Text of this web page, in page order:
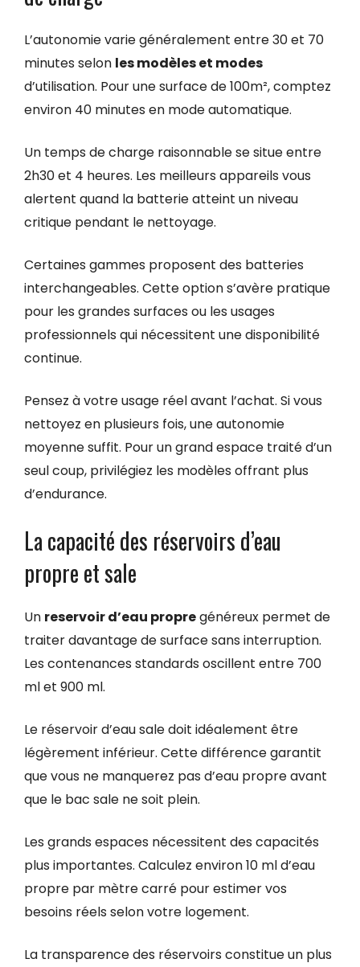
L’autonomie varie généralement entre 30 et 70
minutes selon les modèles et modes
d’utilisation. Pour une surface de 100m², comptez
environ 40 minutes en mode automatique.
Un temps de charge raisonnable se situe entre
2h30 et 4 heures. Les meilleurs appareils vous
alertent quand la batterie atteint un niveau
critique pendant le nettoyage.
Certaines gammes proposent des batteries
interchangeables. Cette option s’avère pratique
pour les grandes surfaces ou les usages
professionnels qui nécessitent une disponibilité
continue.
Pensez à votre usage réel avant l’achat. Si vous
nettoyez en plusieurs fois, une autonomie
moyenne suffit. Pour un grand espace traité d’un
seul coup, privilégiez les modèles offrant plus
d’endurance.
La capacité des réservoirs d’eau
propre et sale
Un reservoir d’eau propregénéreux permet de
traiter davantage de surface sans interruption.
Les contenances standards oscillent entre 700
ml et 900 ml.
Le réservoir d’eau sale doit idéalement être
légèrement inférieur. Cette différence garantit
que vous ne manquerez pas d’eau propre avant
que le bac sale ne soit plein.
Les grands espaces nécessitent des capacités
plus importantes. Calculez environ 10 ml d’eau
propre par mètre carré pour estimer vos
besoins réels selon votre logement.
La transparence des réservoirs constitue un plus